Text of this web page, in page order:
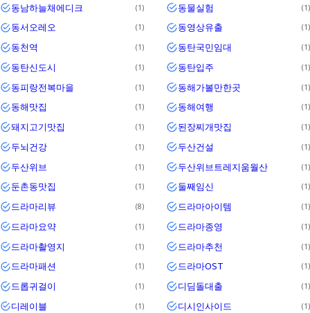
동남하늘채에디크 1 동물실험 1
동서오레오 1 동영상유출 1
동천역 1 동탄국민임대 1
동탄신도시 1 동탄입주 1
동피랑전복마을 1 동해가볼만한곳 1
동해맛집 1 동해여행 1
돼지고기맛집 1 된장찌개맛집 1
두뇌건강 1 두산건설 1
두산위브 1 두산위브트레지움월산 1
둔촌동맛집 1 둘째임신 1
드라마리뷰 8 드라마아이템 1
드라마요약 1 드라마종영 1
드라마촬영지 1 드라마추천 1
드라마패션 1 드라마OST 1
드롭귀걸이 1 디딤돌대출 1
디레이블 1 디시인사이드 1